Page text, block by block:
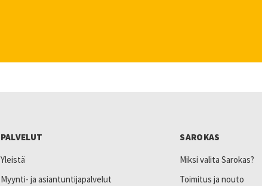
PALVELUT
Yleistä
Myynti- ja asiantuntijapalvelut
SAROKAS
Miksi valita Sarokas?
Toimitus ja nouto